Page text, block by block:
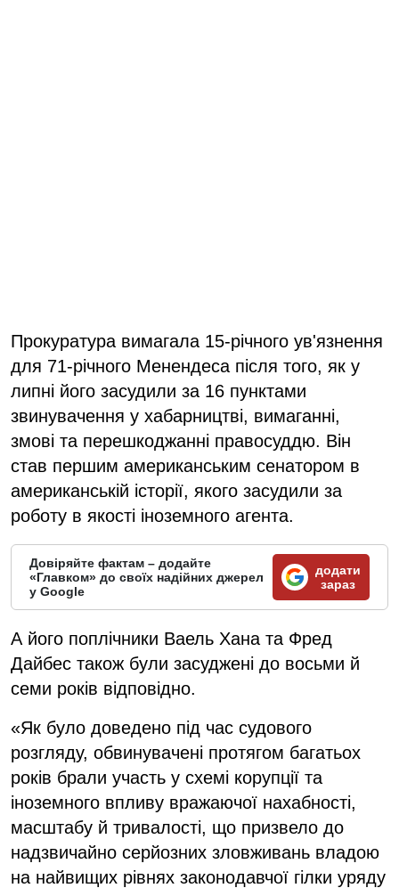
Прокуратура вимагала 15-річного ув'язнення
для 71-річного Менендеса після того, як у
липні його засудили за 16 пунктами
звинувачення у хабарництві, вимаганні,
змові та перешкоджанні правосуддю. Він
став першим американським сенатором в
американській історії, якого засудили за
роботу в якості іноземного агента.
Довіряйте фактам – додайте
«Главком» до своїх надійних джерел
у Google
додати
зараз
А його поплічники Ваель Хана та Фред
Дайбес також були засуджені до восьми й
семи років відповідно.
«Як було доведено під час судового
розгляду, обвинувачені протягом багатьох
років брали участь у схемі корупції та
іноземного впливу вражаючої нахабності,
масштабу й тривалості, що призвело до
надзвичайно серйозних зловживань владою
на найвищих рівнях законодавчої гілки уряду